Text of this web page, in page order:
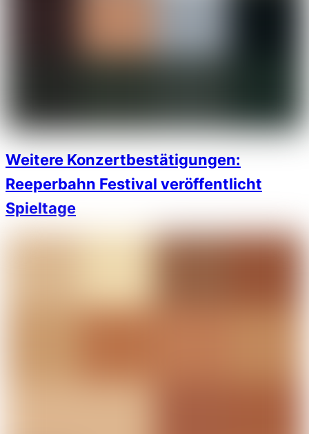
Weitere Konzertbestätigungen:
Reeperbahn Festival veröffentlicht
Spieltage